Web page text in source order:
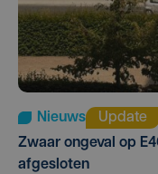
Nieuws Update
Zwaar ongeval op
afgesloten